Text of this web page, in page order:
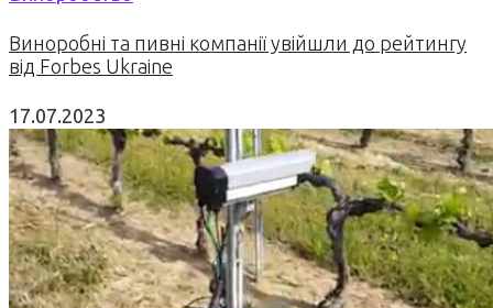
Виноробні та пивні компанії увійшли до рейтингу
від Forbes Ukraine
17.07.2023